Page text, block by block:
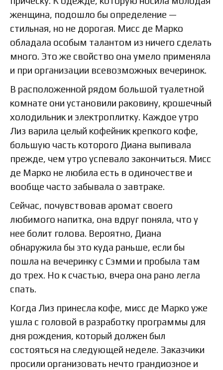
женщина, подошло бы определение —
стильная, но не дорогая. Мисс де Марко
обладала особым талантом из ничего сделать
много. Это же свойство она умело применяла
и при организации всевозможных вечеринок.
В расположенной рядом большой туалетной
комнате они установили раковину, крошечный
холодильник и электроплитку. Каждое утро
Лиз варила целый кофейник крепкого кофе,
большую часть которого Диана выпивала
прежде, чем утро успевало закончиться. Мисс
де Марко не любила есть в одиночестве и
вообще часто забывала о завтраке.
Сейчас, почувствовав аромат своего
любимого напитка, она вдруг поняла, что у
нее болит голова. Вероятно, Диана
обнаружила бы это куда раньше, если бы
пошла на вечеринку с Сэмми и пробыла там
до трех. Но к счастью, вчера она рано легла
спать.
Когда Лиз принесла кофе, мисс де Марко уже
ушла с головой в разработку программы для
дня рождения, который должен был
состояться на следующей неделе. Заказчики
просили организовать нечто грандиозное и